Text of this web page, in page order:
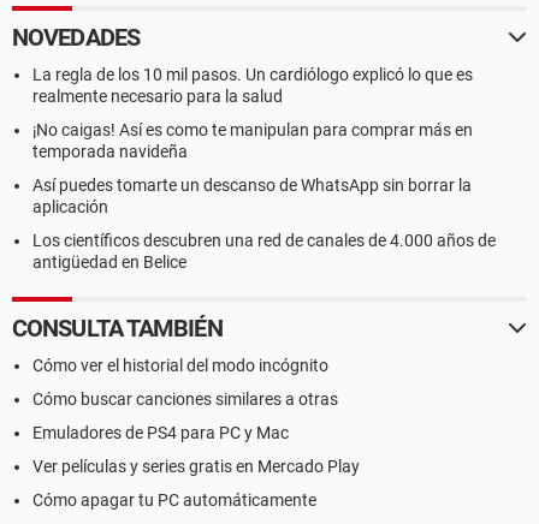
NOVEDADES
La regla de los 10 mil pasos. Un cardiólogo explicó lo que es
realmente necesario para la salud
¡No caigas! Así es como te manipulan para comprar más en
temporada navideña
Así puedes tomarte un descanso de WhatsApp sin borrar la
aplicación
Los científicos descubren una red de canales de 4.000 años de
antigüedad en Belice
CONSULTA TAMBIÉN
Cómo ver el historial del modo incógnito
Cómo buscar canciones similares a otras
Emuladores de PS4 para PC y Mac
Ver películas y series gratis en Mercado Play
Cómo apagar tu PC automáticamente